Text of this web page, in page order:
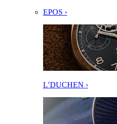
EPOS ›
L’DUCHEN ›